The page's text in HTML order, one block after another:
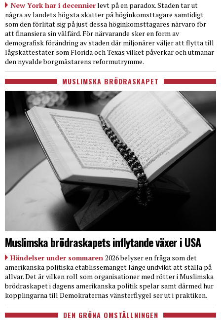
New York har i decennierlevt på en paradox. Staden tar ut
några av landets högsta skatter på höginkomsttagare samtidigt
som den förlitat sig på just dessa höginkomsttagares närvaro för
att finansiera sin välfärd. För närvarande sker en form av
demografisk förändring av staden där miljonärer väljer att flytta till
lågskattestater som Florida och Texas vilket påverkar och utmanar
den nyvalde borgmästarens reformutrymme.
MUSLIMSKA BRÖDRASKAPET
Muslimska brödraskapets inflytande växer i USA
Händelser under sommaren 2026 belyser en fråga som det
amerikanska politiska etablissemanget länge undvikit att ställa på
allvar. Det är vilken roll som organisationer med rötter i Muslimska
brödraskapet i dagens amerikanska politik spelar samt därmed hur
kopplingarna till Demokraternas vänsterflygel ser ut i praktiken.
DEN GRÖNA OMSTÄLLNINGEN